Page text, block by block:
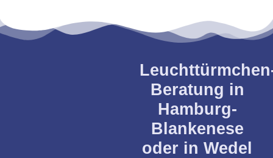
Beratung in
Hamburg-
Blankenese
oder in Wedel